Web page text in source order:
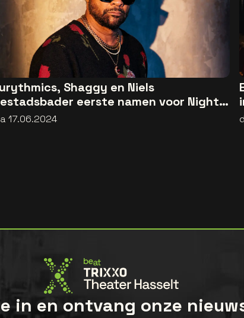
Shaggy en Niels
eerste namen voor Night
the Proms 2024
17.06.2024
in en ontvang onze